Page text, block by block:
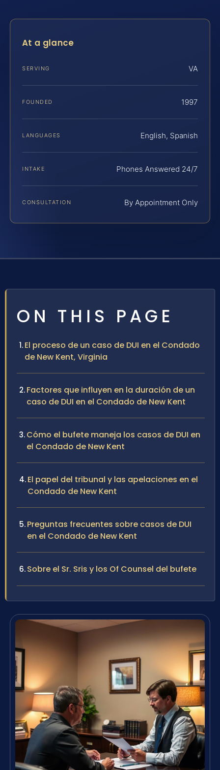
At a glance
SERVING VA
FOUNDED 1997
LANGUAGES English, Spanish
INTAKE Phones Answered 24/7
CONSULTATION By Appointment Only
ON THIS PAGE
El proceso de un caso de DUI en el Condado
de New Kent, Virginia
Factores que influyen en la duración de un
caso de DUI en el Condado de New Kent
Cómo el bufete maneja los casos de DUI en
el Condado de New Kent
El papel del tribunal y las apelaciones en el
Condado de New Kent
Preguntas frecuentes sobre casos de DUI
en el Condado de New Kent
Sobre el Sr. Sris y los Of Counsel del bufete